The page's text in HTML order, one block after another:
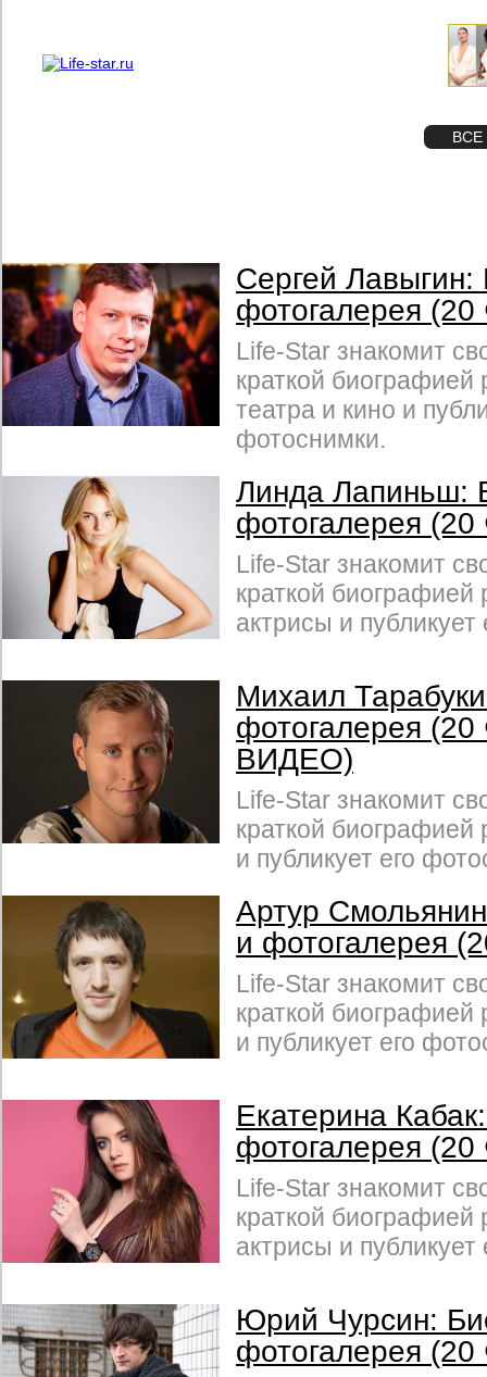
ВСЕ
Сергей
фотогалерея
Life-Star знакомит
краткой биографией
театра и кино и
фотоснимки.
Линда Лапиньш:
фотогалерея
Life-Star знакомит
краткой биографией
актрисы и
Михаил
фотогалерея
ВИДЕО)
Life-Star знакомит
краткой биографией
и публикует его
Артур
и фотогалерея
Life-Star знакомит
краткой биографией
и публикует его
Екатерина
фотогалерея
Life-Star знакомит
краткой биографией
актрисы и
Юрий Чурсин:
фотогалерея